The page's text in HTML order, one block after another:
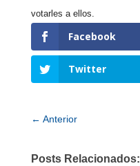
votarles a ellos.
Facebook
Twitter
← Anterior
Posts Relacionados: